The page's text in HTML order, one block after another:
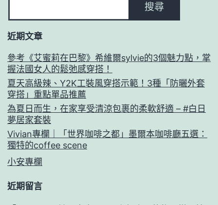
搜尋
近期文章
參考《艾蜜莉在巴黎》希維爾sylvie的3個魅力點，掌
握法國女人的鬆弛感穿搭！
夏天高級辣、Y2K工裝風穿搭示範！3種「防曬外套
穿搭」重點單品推薦
為夏日而生，在家享受清涼包裹的柔軟舒適 – #白日
夢居家套裝
Vivian專欄｜「世界咖啡之都」墨爾本咖啡廳五選：
獨特的coffee scene
小安專欄
近期留言